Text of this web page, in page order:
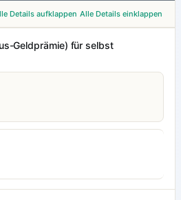
Details aufklappen Alle Details einklappen
Geldprämie) für selbst